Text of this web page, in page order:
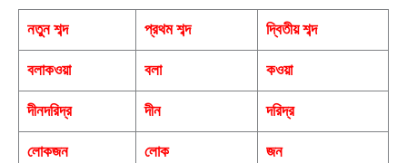
নতুন শব্দ প্রথম শব্দ দ্বিতীয় শব্দ
বলাকওয়া বলা কওয়া
দীনদরিদ্র দীন দরিদ্র
লােকজন লােক জন